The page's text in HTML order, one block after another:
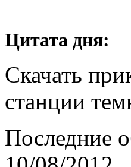
Цитата дня:
Скачать
станции
Последние